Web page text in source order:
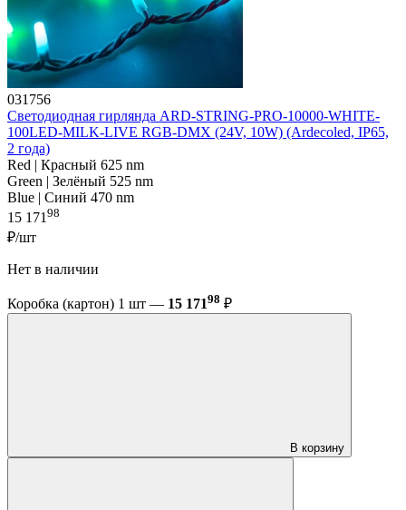
031756
Светодиодная гирлянда ARD-STRING-PRO-10000-WHITE-
100LED-MILK-LIVE RGB-DMX (24V, 10W) (Ardecoled, IP65,
2 года)
Red | Красный 625 nm
Green | Зелёный 525 nm
Blue | Синий 470 nm
15 17198
₽/шт
Нет в наличии
Коробка (картон) 1 шт — 15 17198 ₽
В корзину